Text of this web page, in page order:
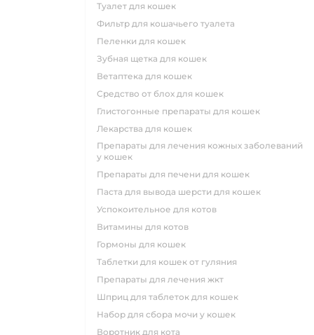
туалет для кошек
фильтр для кошачьего туалета
пеленки для кошек
зубная щетка для кошек
ветаптека для кошек
средство от блох для кошек
глистогонные препараты для кошек
лекарства для кошек
препараты для лечения кожных заболеваний
у кошек
препараты для печени для кошек
паста для вывода шерсти для кошек
успокоительное для котов
витамины для котов
гормоны для кошек
таблетки для кошек от гуляния
препараты для лечения жкт
шприц для таблеток для кошек
набор для сбора мочи у кошек
воротник для кота